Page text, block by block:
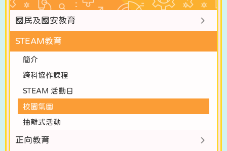
國民及國安教育
STEAM教育
簡介
跨科協作課程
STEAM 活動日
校園氣圍
抽離式活動
正向教育